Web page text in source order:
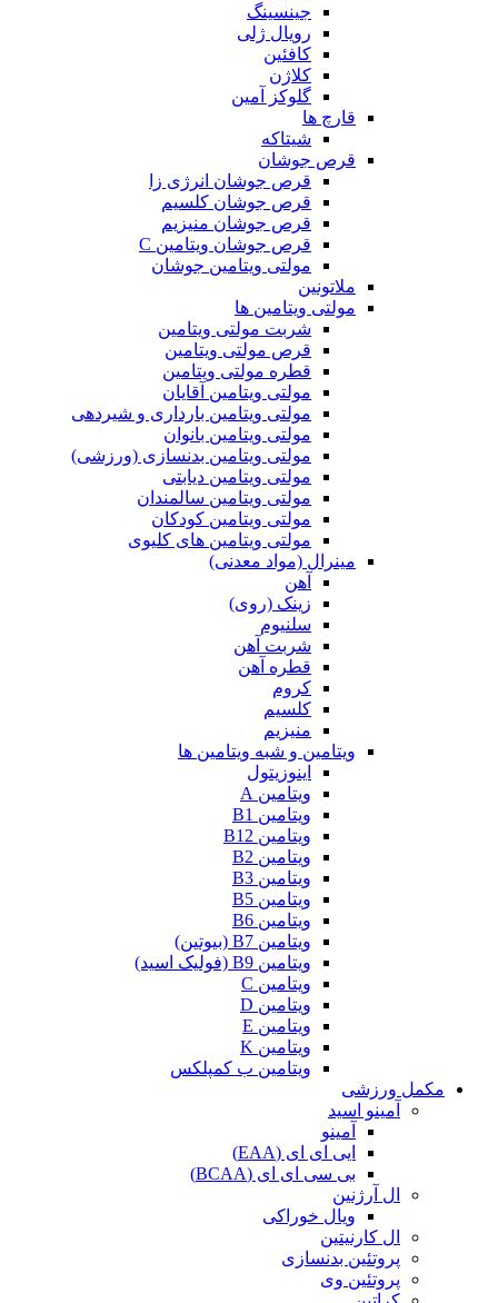
جینسینگ
رویال ژلی
کافئین
کلاژن
گلوکز آمین
قارچ ها
شیتاکه
قرص جوشان
قرص جوشان انرژی زا
قرص جوشان کلسیم
قرص جوشان منیزیم
قرص جوشان ویتامین C
مولتی ویتامین جوشان
ملاتونین
مولتی ویتامین ها
شربت مولتی ویتامین
قرص مولتی ویتامین
قطره مولتی ویتامین
مولتی ویتامین آقایان
مولتی ویتامین بارداری و شیردهی
مولتی ویتامین بانوان
مولتی ویتامین بدنسازی (ورزشی)
مولتی ویتامین دیابتی
مولتی ویتامین سالمندان
مولتی ویتامین کودکان
مولتی ویتامین های کلیوی
مینرال (مواد معدنی)
آهن
زینک (روی)
سلنیوم
شربت آهن
قطره آهن
کروم
کلسیم
منیزیم
ویتامین و شبه ویتامین ها
اینوزیتول
ویتامین A
ویتامین B1
ویتامین B12
ویتامین B2
ویتامین B3
ویتامین B5
ویتامین B6
ویتامین B7 (بیوتین)
ویتامین B9 (فولیک اسید)
ویتامین C
ویتامین D
ویتامین E
ویتامین K
ویتامین ب کمپلکس
مکمل ورزشی
آمینو اسید
آمینو
ایی ای ای (EAA)
بی سی ای ای (BCAA)
ال آرژنین
ویال خوراکی
ال کارنیتین
پروتئین بدنسازی
پروتئین وی